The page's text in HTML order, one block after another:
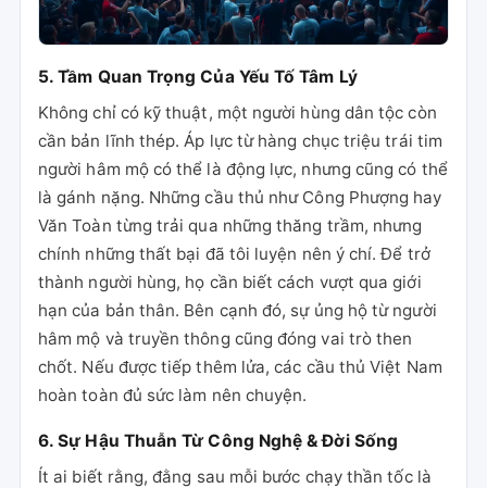
5. Tầm Quan Trọng Của Yếu Tố Tâm Lý
Không chỉ có kỹ thuật, một người hùng dân tộc còn
cần bản lĩnh thép. Áp lực từ hàng chục triệu trái tim
người hâm mộ có thể là động lực, nhưng cũng có thể
là gánh nặng. Những cầu thủ như Công Phượng hay
Văn Toàn từng trải qua những thăng trầm, nhưng
chính những thất bại đã tôi luyện nên ý chí. Để trở
thành người hùng, họ cần biết cách vượt qua giới
hạn của bản thân. Bên cạnh đó, sự ủng hộ từ người
hâm mộ và truyền thông cũng đóng vai trò then
chốt. Nếu được tiếp thêm lửa, các cầu thủ Việt Nam
hoàn toàn đủ sức làm nên chuyện.
6. Sự Hậu Thuẫn Từ Công Nghệ & Đời Sống
Ít ai biết rằng, đằng sau mỗi bước chạy thần tốc là